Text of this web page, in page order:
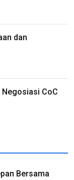
dan
Negosiasi CoC
Bersama